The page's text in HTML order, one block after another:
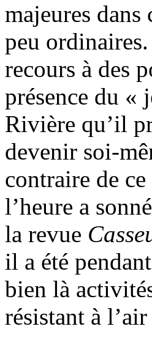
majeures dans
peu
recours à des
présence du «
Rivière qu’il
devenir soi-
contraire de
l’heure a
la revue
il a été
bien là
résistant à